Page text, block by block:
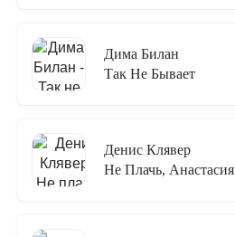
Дима Билан
Так Не Бывает
Денис Клявер
Не Плачь, Анастасия